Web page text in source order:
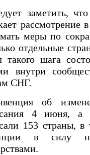
заметить,
рассмотрение
меры по
отдельные
такого шага
внутри
СНГ.
об
4 июня, а
153 страны,
в силу